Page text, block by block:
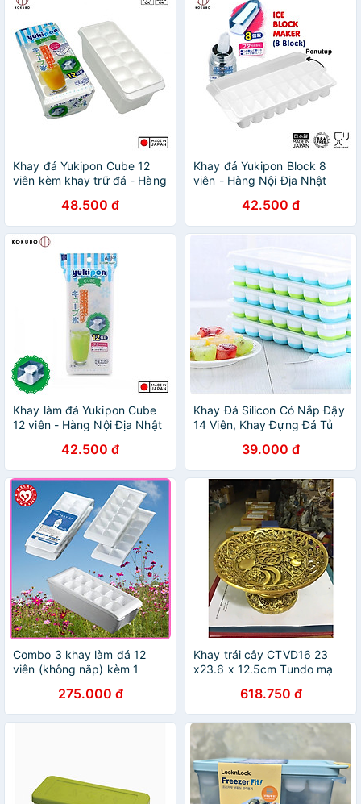
Khay đá Yukipon Cube 12
viên kèm khay trữ đá - Hàng
48.500 đ
Khay đá Yukipon Block 8
viên - Hàng Nội Địa Nhật
42.500 đ
Khay làm đá Yukipon Cube
12 viên - Hàng Nội Địa Nhật
42.500 đ
Khay Đá Silicon Có Nắp Đậy
14 Viên, Khay Đựng Đá Tủ
Bảo Quản Chống Mùi Tuyệt
Đối- Hàng Loại 1
39.000 đ
Combo 3 khay làm đá 12
viên (không nắp) kèm 1
10x15cm275.000 đ
Khay trái cây CTVD16 23
x23.6 x 12.5cm Tundo mạ
618.750 đ